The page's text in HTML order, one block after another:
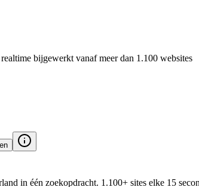
bijgewerkt vanaf meer dan 1.100 websites
nieuwe woningen in Dordrecht